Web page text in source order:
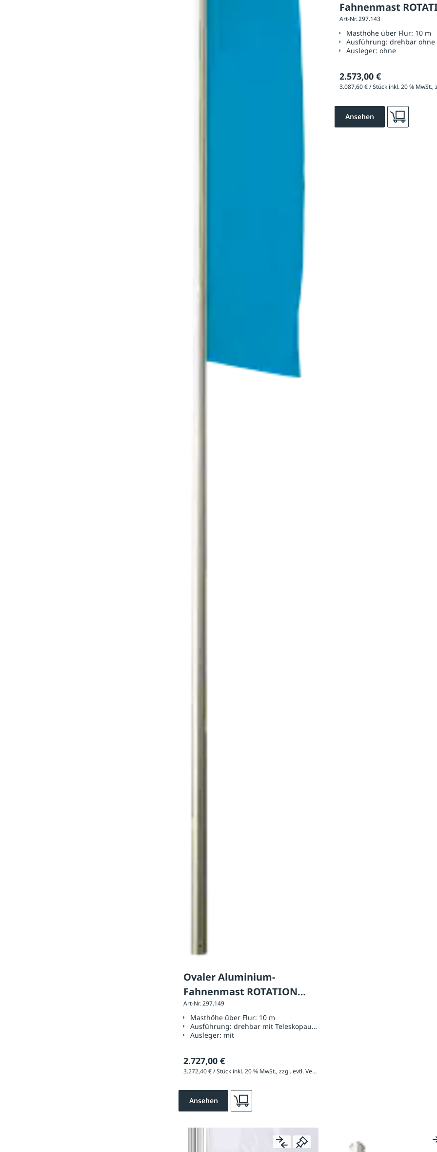
Ovaler Aluminium-
Fahnenmast ROTATION
Höhe über Flur 10 m, mit
Teleskopausleger
Art-Nr. 297.149
Masthöhe über Flur: 10 m
Ausführung: drehbar mit Teleskopausleger
Ausleger: mit
2.727,00 €
3.272,40 € / Stück inkl. 20 % MwSt., zzgl. evtl. Versandkosten
Ansehen
Fahnenmast
Höhe über Flur 10
Teleskopausleger
Art-Nr. 297.143
Masthöhe über Flur: 10 m
Ausführung:drehbar ohne
Ausleger:ohne
2.573,00 €
Ansehen